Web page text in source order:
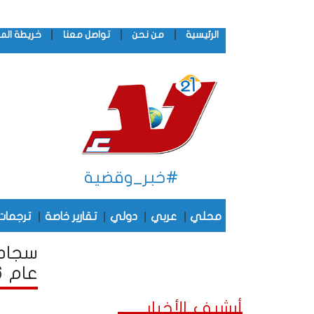
الرئيسية من نحن تواصل معنا خريطة
#خبر_وقضية
محلي عربي دولي تقارير خاصة
عام 2016
أرشيف الأخبار